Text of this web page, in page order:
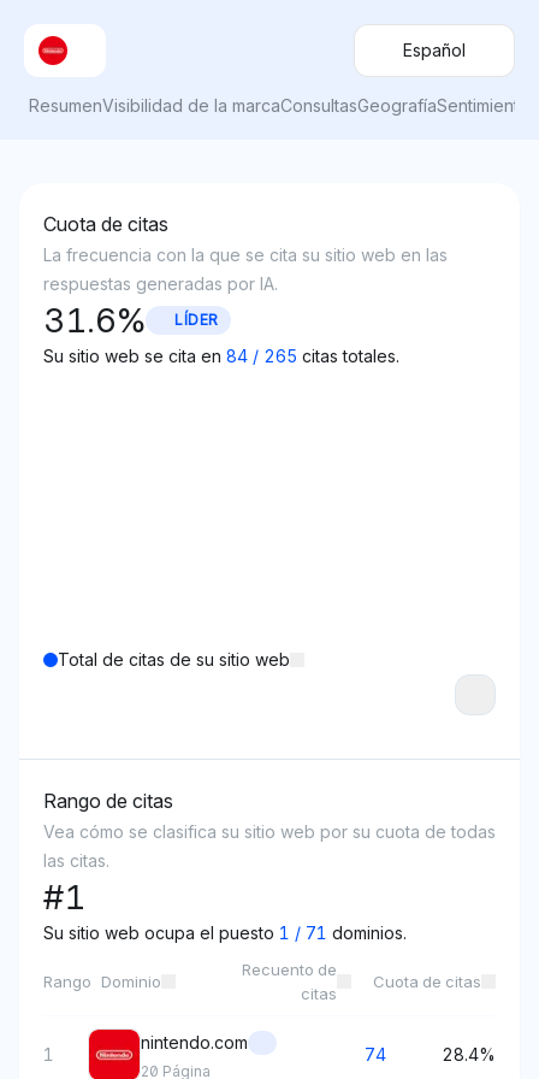
Español
ResumenVisibilidad de la marcaConsultasGeografíaSentimiento
Cuota de citas
La frecuencia con la que se cita su sitio web en las
respuestas generadas por IA.
31.6% LÍDER
Su sitio web se cita en 84 / 265 citas totales.
Total de citas de su sitio web
Rango de citas
Vea cómo se clasifica su sitio web por su cuota de todas
las citas.
#1
Su sitio web ocupa el puesto 1 / 71 dominios.
Rango Dominio
Recuento de
citas
Cuota de citas
1
nintendo.com
20 Página
74 28.4%